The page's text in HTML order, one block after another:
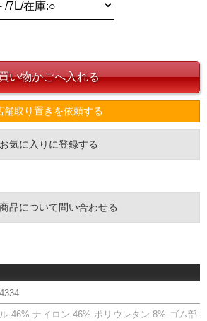
舗取り置きを依頼する
お気に入りに登録する
品について問い合わせる
46% ナイロン 46% ポリウレタン 8% ゴム部: